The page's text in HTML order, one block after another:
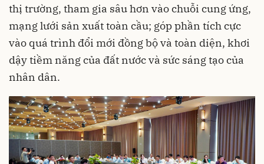
thị trường, tham gia sâu hơn vào chuỗi cung ứng,
mạng lưới sản xuất toàn cầu; góp phần tích cực
vào quá trình đổi mới đồng bộ và toàn diện, khơi
dậy tiềm năng của đất nước và sức sáng tạo của
nhân dân.